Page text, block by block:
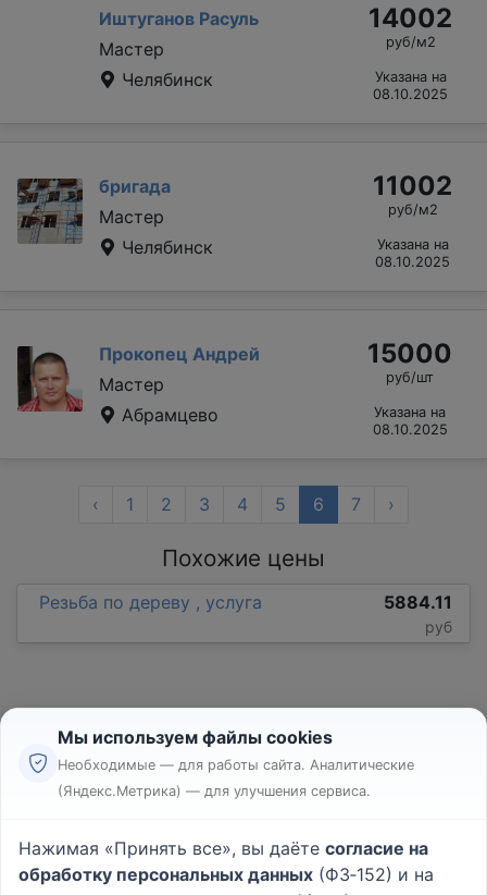
Иштуганов Расуль
Мастер
Челябинск
14002
руб/м2
Указана на
08.10.2025
бригада
Мастер
Челябинск
11002
руб/м2
Указана на
08.10.2025
Прокопец Андрей
Мастер
Абрамцево
15000
руб/шт
Указана на
08.10.2025
‹ 1 2 3 4 5 6 7 ›
Похожие цены
Резьба по дереву , услуга 5884.11
руб
Реклама
Пользовательское соглашение
Политика конфиденциальности
Мы используем файлы cookies
Необходимые — для работы сайта. Аналитические
(Яндекс.Метрика) — для улучшения сервиса.
Нажимая «Принять все», вы даёте согласие на
обработку персональных данных (ФЗ‑152) и на